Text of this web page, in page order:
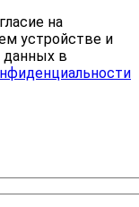
на
устройстве и
данных в